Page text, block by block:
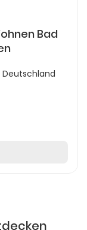
Bad
Deutschland